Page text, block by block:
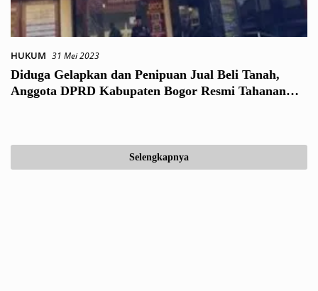
HUKUM 31 Mei 2023
Diduga Gelapkan dan Penipuan Jual Beli Tanah,
Anggota DPRD Kabupaten Bogor Resmi Tahanan
Selengkapnya